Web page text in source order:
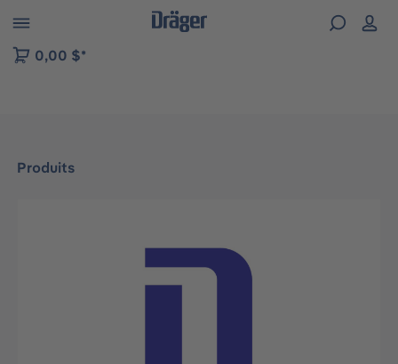
to B2B platform navigation
0,00 $*
Produits
Ignorer la galerie d'images